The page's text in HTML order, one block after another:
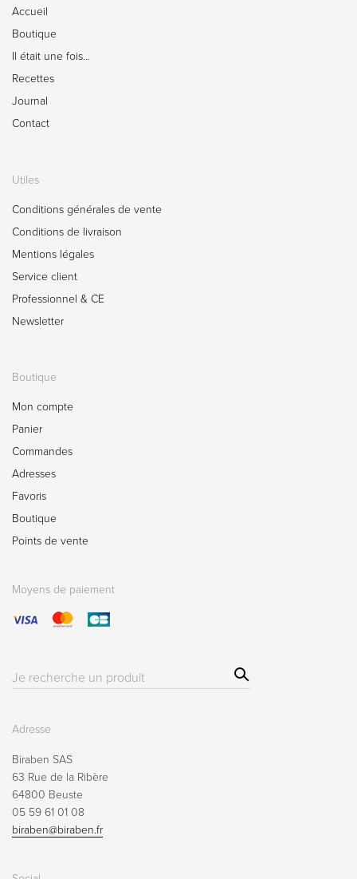
Accueil
Boutique
Il était une fois…
Recettes
Journal
Contact
Utiles
Conditions générales de vente
Conditions de livraison
Mentions légales
Service client
Professionnel & CE
Newsletter
Boutique
Mon compte
Panier
Commandes
Adresses
Favoris
Boutique
Points de vente
Moyens de paiement
Résultat(s)
Sear
ch
Adresse
Biraben SAS
63 Rue de la Ribère
64800 Beuste
05 59 61 01 08
biraben@biraben.fr